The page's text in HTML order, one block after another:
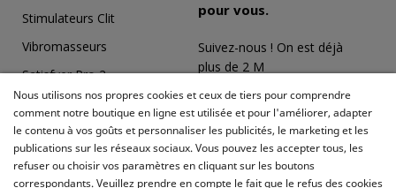
Stimulateurs Clit
Vibromasseurs
Satisfyer Pro 2
Coffrets Érotiques
Masturbateurs
Meilleures ventes
pour vous.
Suivez-nous ! On est déjà
plus de 2 M
Nous utilisons nos propres cookies et ceux de tiers pour comprendre
comment notre boutique en ligne est utilisée et pour l'améliorer, adapter
le contenu à vos goûts et personnaliser les publicités, le marketing et les
publications sur les réseaux sociaux. Vous pouvez les accepter tous, les
refuser ou choisir vos paramètres en cliquant sur les boutons
correspondants. Veuillez prendre en compte le fait que le refus des cookies